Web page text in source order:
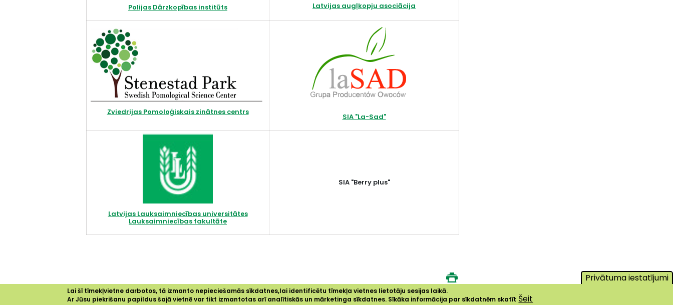
Polijas Dārzkopības institūts Latvijas augļkopju asociācija
Zviedrijas Pomoloģiskais zinātnes centrs
SIA "La-Sad"
Latvijas Lauksaimniecības universitātes
Lauksaimniecības fakultāte
SIA "Berry plus"
Privātuma iestatījumi
Lai šī tīmekļvietne darbotos, tā izmanto nepieciešamās sīkdatnes,lai identificētu tīmekļa vietnes lietotāju sesijas laikā.
Ar Jūsu piekrišanu papildus šajā vietnē var tikt izmantotas arī analītiskās un mārketinga sīkdatnes. Sīkāka informācija par sīkdatnēm skatīt Šeit